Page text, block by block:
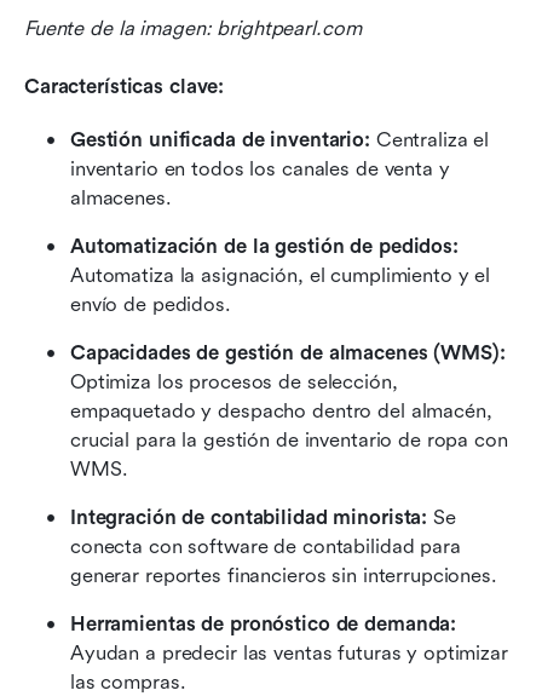
Fuente de la imagen: brightpearl.com
Características clave:
Gestión unificada de inventario: Centraliza el
inventario en todos los canales de venta y
almacenes.
Automatización de la gestión de pedidos:
Automatiza la asignación, el cumplimiento y el
envío de pedidos.
Capacidades de gestión de almacenes (WMS):
Optimiza los procesos de selección,
empaquetado y despacho dentro del almacén,
crucial para la gestión de inventario de ropa con
WMS.
Integración de contabilidad minorista: Se
conecta con software de contabilidad para
generar reportes financieros sin interrupciones.
Herramientas de pronóstico de demanda:
Ayudan a predecir las ventas futuras y optimizar
las compras.